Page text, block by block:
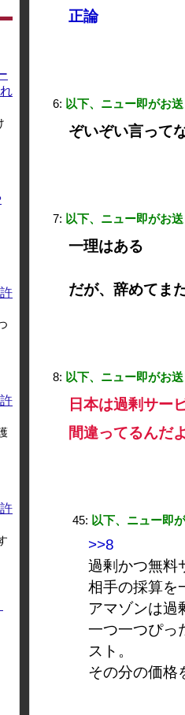
正論
6: 以下、ニュー即がお
ぞいぞい言って
7: 以下、ニュー即がお
一理はある
だが、辞めてま
8: 以下、ニュー即がお
日本は過剰サー
間違ってるんだ
45: 以下、ニュー即
>>8
過剰かつ無料
相手の採算を
アマゾンは過
一つ一つぴっ
スト。
その分の価格